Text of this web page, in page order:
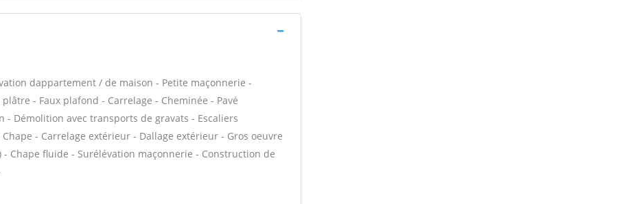
dappartement / de maison - Petite maçonnerie -
- Faux plafond - Carrelage - Cheminée - Pavé
Démolition avec transports de gravats - Escaliers
- Carrelage extérieur - Dallage extérieur - Gros oeuvre
Chape fluide - Surélévation maçonnerie - Construction de